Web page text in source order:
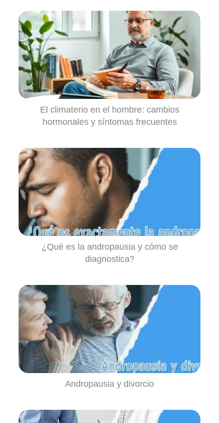
El climaterio en el hombre: cambios
hormonales y síntomas frecuentes
¿Qué es la andropausia y cómo se
diagnostica?
Andropausia y divorcio